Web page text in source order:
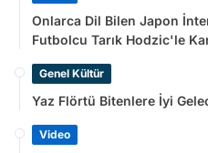
Onlarca Dil Bilen Japon
Futbolcu Tarık Hodzic'le
Genel Kültür
Yaz Flörtü Bitenlere İyi
Video